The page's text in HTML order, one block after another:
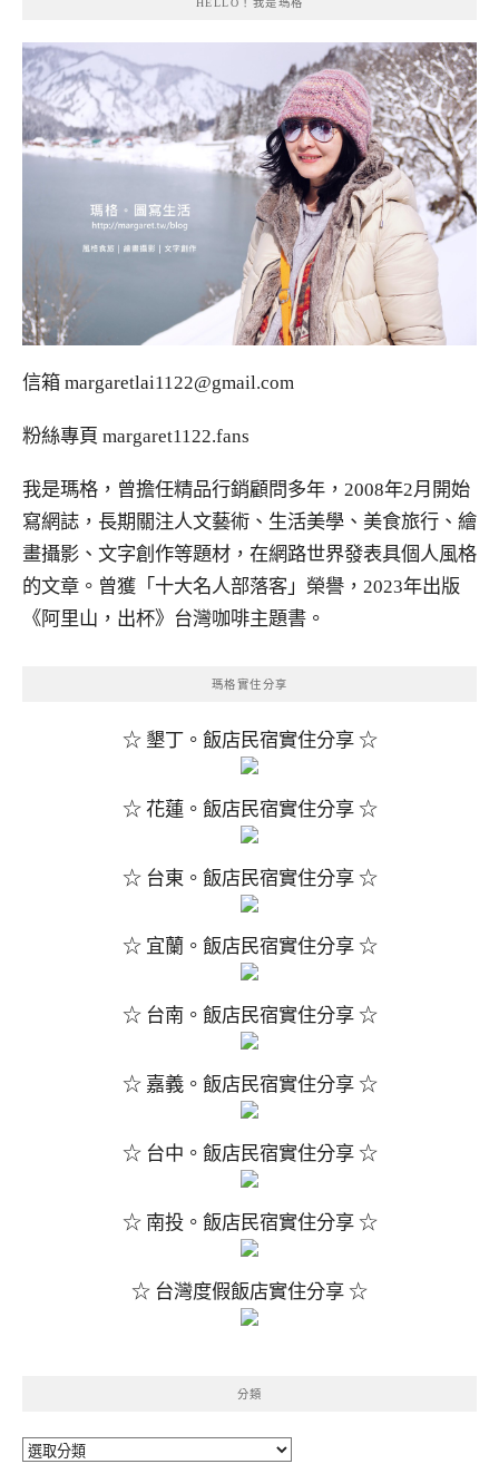
HELLO！我是瑪格
信箱 margaretlai1122@gmail.com
粉絲專頁 margaret1122.fans
我是瑪格，曾擔任精品行銷顧問多年，2008年2月開始
寫網誌，長期關注人文藝術、生活美學、美食旅行、繪
畫攝影、文字創作等題材，在網路世界發表具個人風格
的文章。曾獲「十大名人部落客」榮譽，2023年出版
《阿里山，出杯》台灣咖啡主題書。
瑪格實住分享
☆ 墾丁。飯店民宿實住分享 ☆
☆ 花蓮。飯店民宿實住分享 ☆
☆ 台東。飯店民宿實住分享 ☆
☆ 宜蘭。飯店民宿實住分享 ☆
☆ 台南。飯店民宿實住分享 ☆
☆ 嘉義。飯店民宿實住分享 ☆
☆ 台中。飯店民宿實住分享 ☆
☆ 南投。飯店民宿實住分享 ☆
☆ 台灣度假飯店實住分享 ☆
分類
分